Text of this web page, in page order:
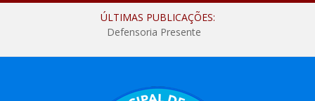
ÚLTIMAS PUBLICAÇÕES:
Defensoria Presente